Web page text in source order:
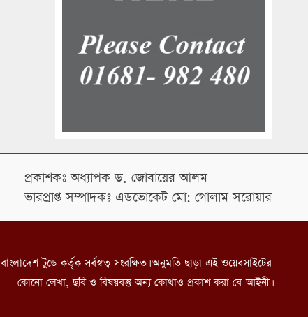
প্রকাশকঃ অধ্যাপক ড. জোবায়ের আলম
ভারপ্রাপ্ত সম্পাদকঃ এডভোকেট মো: গোলাম সরোয়ার
বাংলাদেশ টুডে কর্তৃক সর্বস্বত্ব সংরক্ষিত। অনুমতি ছাড়া এই ওয়েবসাইটের
কোনো লেখা, ছবি ও বিষয়বস্তু অন্য কোথাও প্রকাশ করা বে-আইনী।